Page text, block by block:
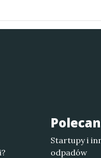
Startupy i
odpadów